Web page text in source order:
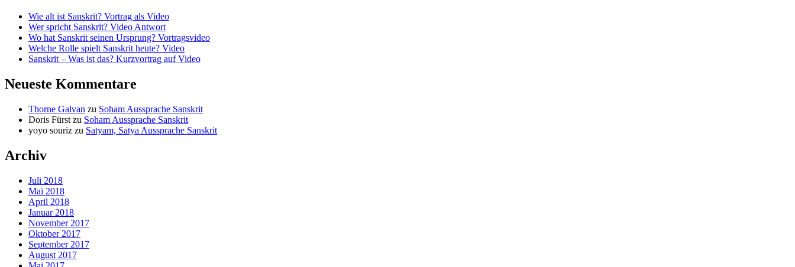
Wie alt ist Sanskrit? Vortrag als Video
Wer spricht Sanskrit? Video Antwort
Wo hat Sanskrit seinen Ursprung? Vortragsvideo
Welche Rolle spielt Sanskrit heute? Video
Sanskrit – Was ist das? Kurzvortrag auf Video
Neueste Kommentare
Thorne Galvan zu Soham Aussprache Sanskrit
Doris Fürst zu Soham Aussprache Sanskrit
yoyo souriz zu Satyam, Satya Aussprache Sanskrit
Archiv
Juli 2018
Mai 2018
April 2018
Januar 2018
November 2017
Oktober 2017
September 2017
August 2017